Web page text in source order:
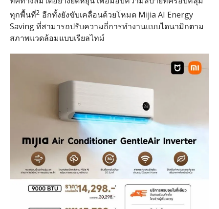
ทุกพื้นที่2 อีกทั้งยังขับเคลื่อนด้วยโหมด Mijia AI Energy
Saving ที่สามารถปรับความถี่การทำงานแบบไดนามิกตาม
สภาพแวดล้อมแบบเรียลไทม์